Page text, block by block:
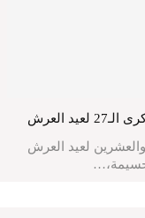
العرش
لعيد العرش